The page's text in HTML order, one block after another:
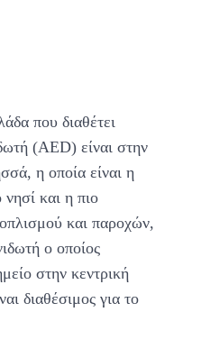
που διαθέτει
(AED) είναι στην
η οποία είναι η
και η πιο
και παροχών,
ο οποίος
στην κεντρική
διαθέσιμος για το